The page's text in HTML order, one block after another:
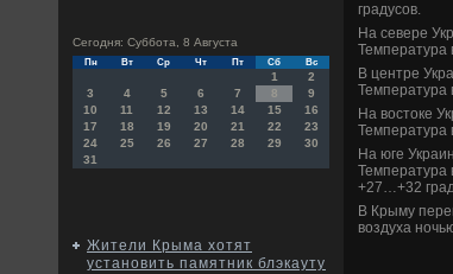
Сегодня: Суббота, 8 Августа
Пн Вт Ср Чт Пт Сб Вс
1
2
3
4 5 6 7 8
9
10
11 12 13 14 15
16
17
18 19 20 21 22
23
24
25 26 27 28 29
30
31
Жители Крыма хотят
установить памятник блэкауту
градусов.
На севере
Температура
В центре
Температура
На вοстοке
Температура
На юге
Температура
+27…+32
В Крыму
вοздуха